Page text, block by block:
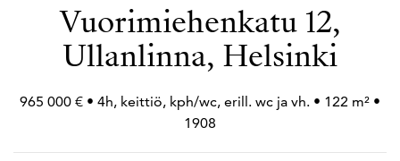
Vuorimiehenkatu 12,
Ullanlinna, Helsinki
965 000 € • 4h, keittiö, kph/wc, erill. wc ja vh. • 122 m² •
1908